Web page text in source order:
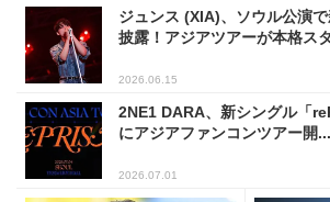
ジュンス (XIA)、ソウル公演
披露！アジアツアーが本格ス
2026.06.15
2NE1 DARA、新シングル「
にアジアファンコンツアー開...
2026.07.01